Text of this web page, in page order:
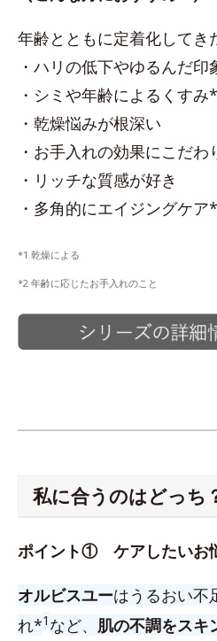
年齢とともに定着化してき
・ハリの低下やゆるんだ印
・シミや年齢によるくす
・乾燥悩みが根深い
・お手入れの効果にこだわ
・リッチな質感が好き
・多角的にエイジングケア
*1 乾燥による
*2 年齢に応じたお手入れのこと
私に合うのはどっち
ポイント① ケアしたいお
オルビスユーはうるおい不
れ*1 など、 肌の不調をスキ